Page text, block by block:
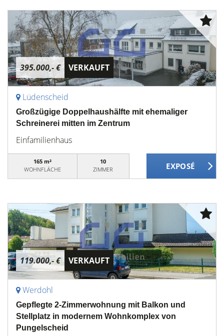
395.000,- € VERKAUFT
Lüdenscheid
Großzügige Doppelhaushälfte mit ehemaliger
Schreinerei mitten im Zentrum
Einfamilienhaus
165 m²
WOHNFLÄCHE
10
ZIMMER
119.000,- € VERKAUFT
Werdohl
Gepflegte 2-Zimmerwohnung mit Balkon und
Stellplatz in modernem Wohnkomplex von
Pungelscheid